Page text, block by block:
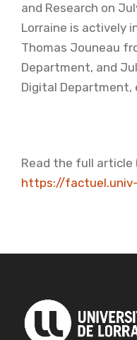
and Research on
Lorraine is actively
Thomas Jouneau
Department, and
Digital Department,
Read the full article
https://